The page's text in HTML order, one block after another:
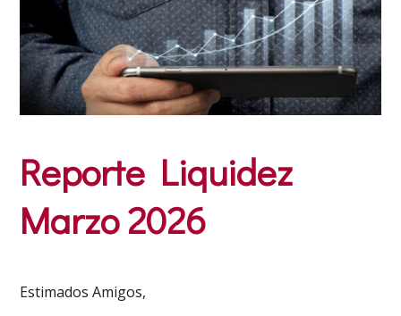
Reporte Liquidez
Marzo 2026
Estimados Amigos,